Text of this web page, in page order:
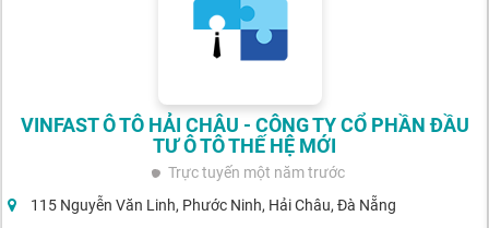
VINFAST Ô TÔ HẢI CHÂU - CÔNG TY CỔ PHẦN ĐẦU
TƯ Ô TÔ THẾ HỆ MỚI
Trực tuyến một năm trước
115 Nguyễn Văn Linh, Phước Ninh, Hải Châu, Đà Nẵng